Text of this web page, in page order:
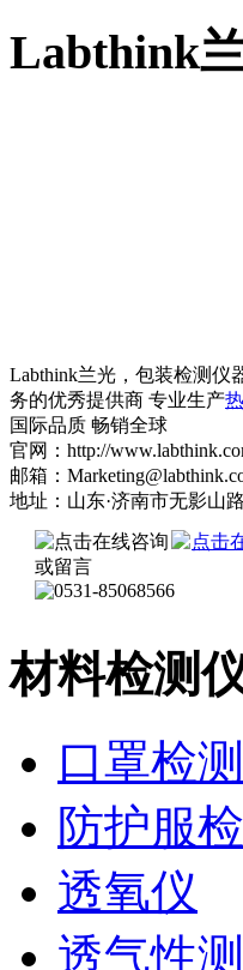
Labthink
Labthink兰光，包装检测仪
务的优秀提供商 专业生产
国际品质 畅销全球
官网：http://
邮箱：
地址：山东·济南市无影山
材料检测
口罩检
防护服
透氧仪
透气性